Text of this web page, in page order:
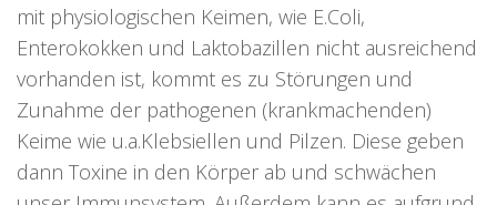
mit physiologischen Keimen, wie E.Coli,
Enterokokken und Laktobazillen nicht ausreichend
vorhanden ist, kommt es zu Störungen und
Zunahme der pathogenen (krankmachenden)
Keime wie u.a.Klebsiellen und Pilzen. Diese geben
dann Toxine in den Körper ab und schwächen